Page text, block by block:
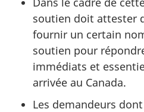
soutien doit attester
fournir un certain
soutien pour
immédiats et
arrivée au Canada.
Les demandeurs